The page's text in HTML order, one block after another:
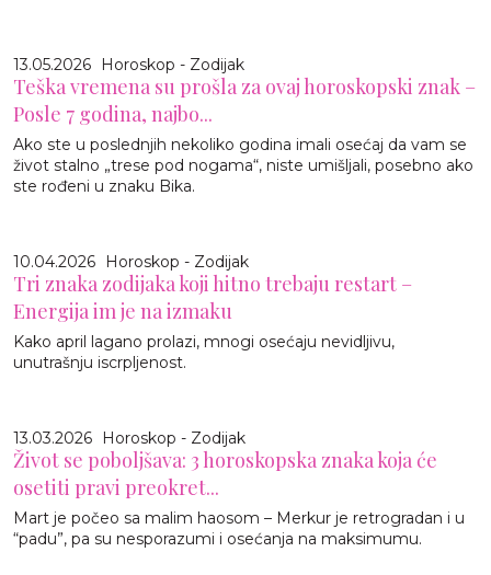
13.05.2026 Horoskop - Zodijak
Teška vremena su prošla za ovaj horoskopski znak –
Posle 7 godina, najbo...
Ako ste u poslednjih nekoliko godina imali osećaj da vam se
život stalno „trese pod nogama“, niste umišljali, posebno ako
ste rođeni u znaku Bika.
10.04.2026 Horoskop - Zodijak
Tri znaka zodijaka koji hitno trebaju restart –
Energija im je na izmaku
Kako april lagano prolazi, mnogi osećaju nevidljivu,
unutrašnju iscrpljenost.
13.03.2026 Horoskop - Zodijak
Život se poboljšava: 3 horoskopska znaka koja će
osetiti pravi preokret...
Mart je počeo sa malim haosom – Merkur je retrogradan i u
“padu”, pa su nesporazumi i osećanja na maksimumu.